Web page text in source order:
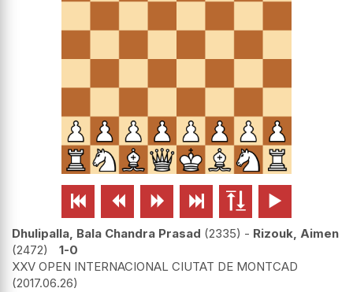
     
Dhulipalla, Bala Chandra Prasad 2335 - Rizouk, Aimen
2472
1-0
XXV OPEN INTERNACIONAL CIUTAT DE MONTCAD
2017.06.26